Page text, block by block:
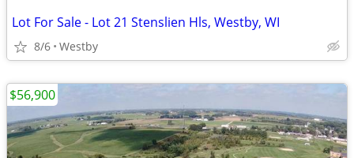
Lot For Sale - Lot 21 Stenslien Hls, Westby, WI
8/6 Westby
$56,900